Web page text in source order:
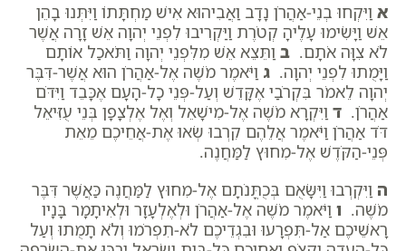
א וַיִּקְחוּ בְנֵי-אַהֲרֹן נָדָב וַאֲבִיהוּא אִישׁ מַחְתָּתוֹ וַיִּתְּנוּ בָהֵן
אֵשׁ וַיָּשִׂימוּ עָלֶיהָ קְטֹרֶת וַיַּקְרִיבוּ לִפְנֵי יְהוָה אֵשׁ זָרָה אֲשֶׁר
לֹא צִוָּה אֹתָם. ב וַתֵּצֵא אֵשׁ מִלִּפְנֵי יְהוָה וַתֹּאכַל אוֹתָם
וַיָּמֻתוּ לִפְנֵי יְהוָה. ג וַיֹּאמֶר מֹשֶׁה אֶל-אַהֲרֹן הוּא אֲשֶׁר-דִּבֶּר
יְהוָה לֵאמֹר בִּקְרֹבַי אֶקָּדֵשׁ וְעַל-פְּנֵי כָל-הָעָם אֶכָּבֵד וַיִּדֹּם
אַהֲרֹן. ד וַיִּקְרָא מֹשֶׁה אֶל-מִישָׁאֵל וְאֶל אֶלְצָפָן בְּנֵי עֻזִּיאֵל
דֹּד אַהֲרֹן וַיֹּאמֶר אֲלֵהֶם קִרְבוּ שְׂאוּ אֶת-אֲחֵיכֶם מֵאֵת
פְּנֵי-הַקֹּדֶשׁ אֶל-מִחוּץ לַמַּחֲנֶה.
ה וַיִּקְרְבוּ וַיִּשָּׂאֻם בְּכֻתֳּנֹתָם אֶל-מִחוּץ לַמַּחֲנֶה כַּאֲשֶׁר דִּבֶּר
מֹשֶׁה. ו וַיֹּאמֶר מֹשֶׁה אֶל-אַהֲרֹן וּלְאֶלְעָזָר וּלְאִיתָמָר בָּנָיו
רָאשֵׁיכֶם אַל-תִּפְרָעוּ וּבִגְדֵיכֶם לֹא-תִפְרֹמוּ וְלֹא תָמֻתוּ וְעַל